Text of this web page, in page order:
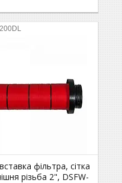
фільтра, сітка
різьба 2", DSFW-